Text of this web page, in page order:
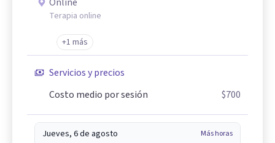
Terapia online
+1 más
Servicios y precios
Costo medio por sesión
$700
Jueves, 6 de agosto Más horas